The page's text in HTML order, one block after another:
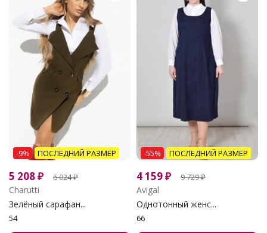
-9% ПОСЛЕДНИЙ РАЗМЕР
5 208₽ 6 024₽
Charutti
Зелёный сарафан...
54
-55% ПОСЛЕДНИЙ РАЗМЕР
4 159₽ 9 729₽
Avigal
Однотонный женс...
66